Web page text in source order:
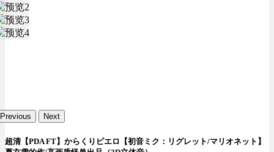
Previous Next
超清【PDA FT】からくりピエロ【初音ミク：リグレット/マリオネット】